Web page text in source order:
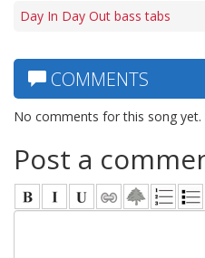
Day In Day Out bass tabs
COMMENTS
No comments for this song
Post a